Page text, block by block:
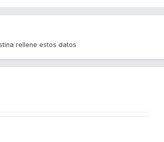
rellene estos datos